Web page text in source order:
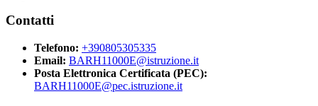
Contatti
Telefono: +390805305335
Email: BARH11000E@istruzione.it
Posta Elettronica Certificata (PEC):
BARH11000E@pec.istruzione.it